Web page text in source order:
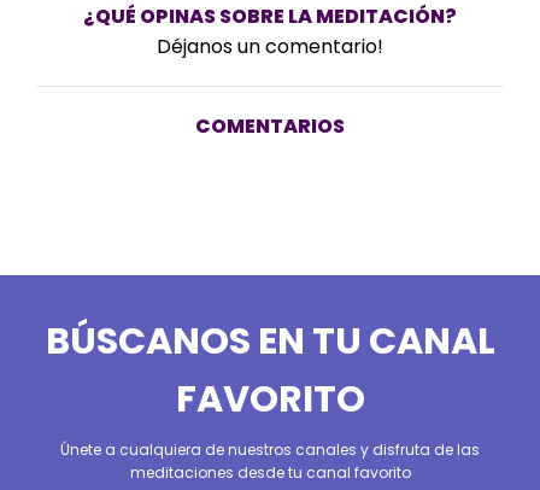
¿QUÉ OPINAS SOBRE LA MEDITACIÓN?
Déjanos un comentario!
COMENTARIOS
BÚSCANOS EN TU CANAL
FAVORITO
Únete a cualquiera de nuestros canales y disfruta de las
meditaciones desde tu canal favorito